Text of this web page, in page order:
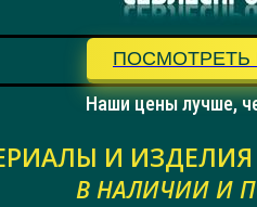
ПОСМОТРЕТЬ
Наши цены лучше,
И
В НАЛИЧИИ И